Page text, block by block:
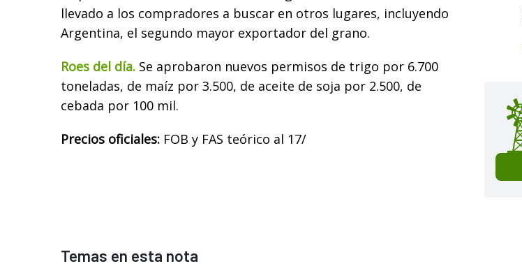
llevado a los compradores a buscar en otros lugares, incluyendo
Argentina, el segundo mayor exportador del grano.
Roes del día. Se aprobaron nuevos permisos de trigo por 6.700
toneladas, de maíz por 3.500, de aceite de soja por 2.500, de
cebada por 100 mil.
Precios oficiales: FOB y FAS teórico al 17/
Temas en esta nota